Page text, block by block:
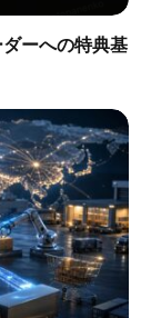
ーへの特典基